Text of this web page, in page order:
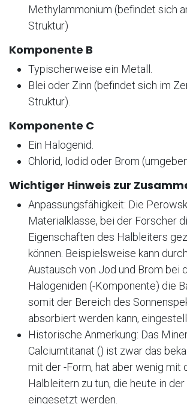
Methylammonium (befindet sich
Struktur)
Komponente B
Typischerweise ein Metall.
Blei oder Zinn (befindet sich im
Struktur).
Komponente C
Ein Halogenid.
Chlorid, Iodid oder Brom
Wichtiger Hinweis zur
Anpassungsfähigkeit: Die
Materialklasse, bei der Forscher
Eigenschaften des Halbleiters
können. Beispielsweise kann
Austausch von Jod und Brom bei
Halogeniden (-Komponente) die
somit der Bereich des
absorbiert werden kann,
Historische Anmerkung: Das
Calciumtitanat () ist zwar das
mit der -Form, hat aber wenig mit
Halbleitern zu tun, die heute in
eingesetzt werden.